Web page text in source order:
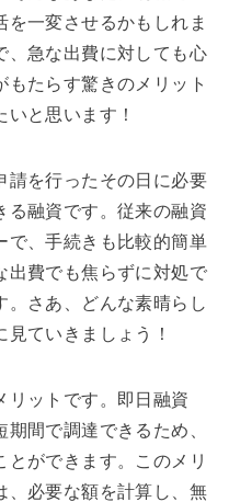
一変させるかもしれま
、急な出費に対しても心
たらす驚きのメリット
と思います！
請を行ったその日に必要
る融資です。従来の融資
で、手続きも比較的簡単
出費でも焦らずに対処で
。さあ、どんな素晴らし
ていきましょう！
リットです。即日融資
間で調達できるため、
ができます。このメリ
、必要な額を計算し、無